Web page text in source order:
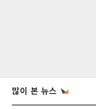
많이 본 뉴스